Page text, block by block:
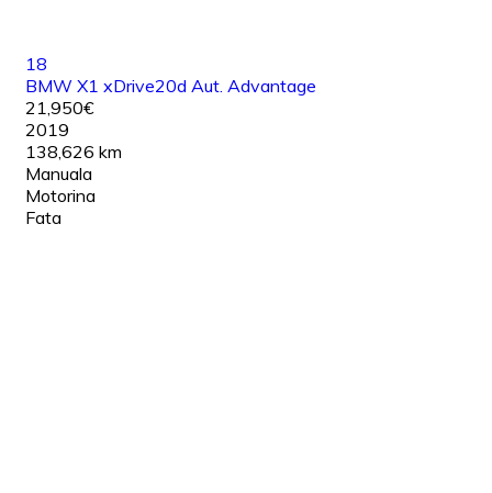
18
BMW X1 xDrive20d Aut. Advantage
21,950€
2019
138,626 km
Manuala
Motorina
Fata